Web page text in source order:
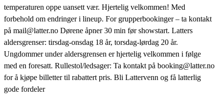
temperaturen oppe uansett vær. Hjertelig velkommen! Med
forbehold om endringer i lineup. For grupperbookinger – ta kontakt
på mail@latter.no Dørene åpner 30 min før showstart. Latters
aldersgrenser: tirsdag-onsdag 18 år, torsdag-lørdag 20 år.
Ungdommer under aldersgrensen er hjertelig velkommen i følge
med en foresatt. Rullestol/ledsager: Ta kontakt på booking@latter.no
for å kjøpe billetter til rabattert pris. Bli Lattervenn og få latterlig
gode fordeler